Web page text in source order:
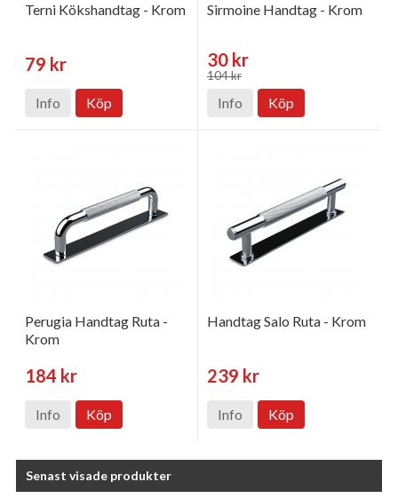
Terni Kökshandtag - Krom
79 kr
Info Köp
Sirmoine Handtag - Krom
30 kr
104 kr
Info Köp
Perugia Handtag Ruta -
Krom
184 kr
Info Köp
Handtag Salo Ruta - Krom
239 kr
Info Köp
Senast visade produkter